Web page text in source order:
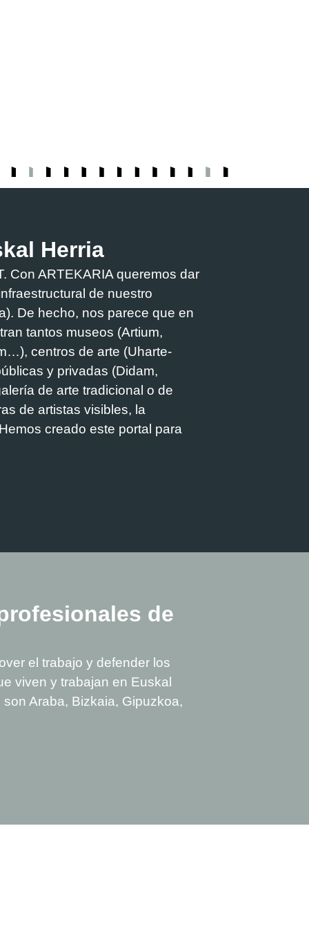
Herria
Con ARTEKARIA queremos dar
de nuestro
De hecho, nos parece que en
tantos museos (Artium,
centros de arte (Uharte-
y privadas (Didam,
de arte tradicional o de
de artistas visibles, la
creado este portal para
de
el trabajo y defender los
viven y trabajan en Euskal
Araba, Bizkaia, Gipuzkoa,